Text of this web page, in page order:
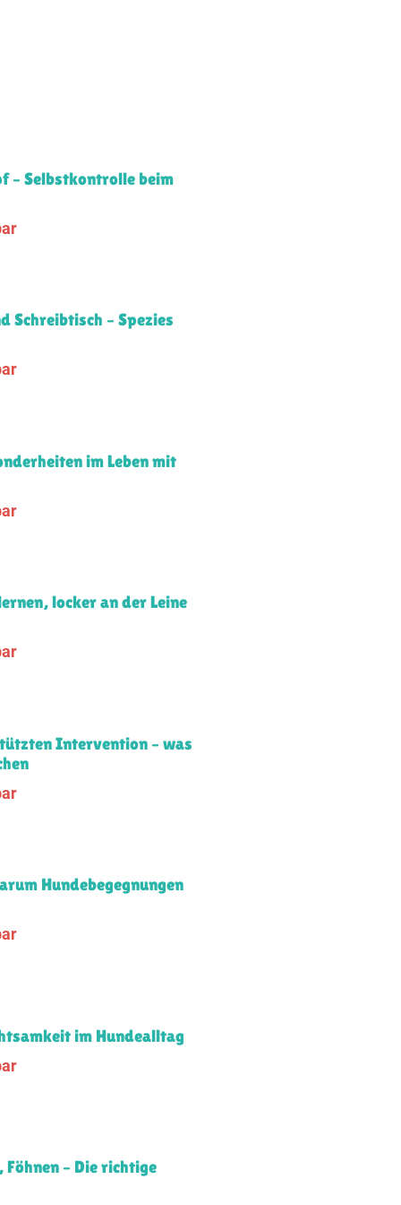
– Selbstkontrolle beim
Schreibtisch – Spezies
im Leben mit
locker an der Leine
Intervention – was
Hunde­begegnungen
im Hundealltag
Föhnen – Die richtige